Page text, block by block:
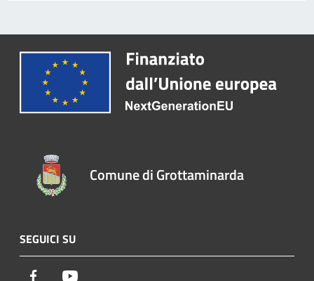
Comune di Grottaminarda
SEGUICI SU
Facebook